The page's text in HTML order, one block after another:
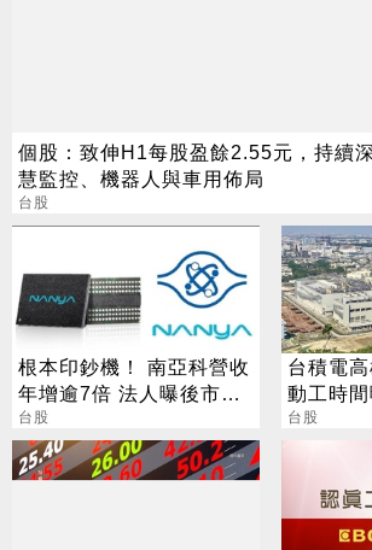
個股：致伸H1每股盈餘2.55元，持續
慧監控、機器人與車用佈局
台股
根本印鈔機！ 南亞科營收
年增逾7倍 法人曝後市觀
察4指標
台股
台積電
動工時
員工
台股